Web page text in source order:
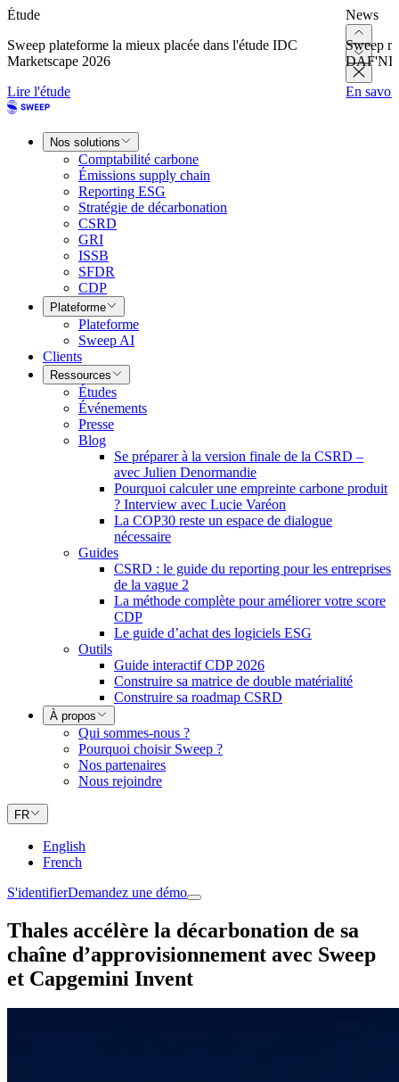
Étude
Sweep plateforme la mieux placée dans l'étude IDC
Marketscape 2026
Lire l'étude
News
Sweep
En
Nos solutions
Comptabilité carbone
Émissions supply chain
Reporting ESG
Stratégie de décarbonation
CSRD
GRI
ISSB
SFDR
CDP
Plateforme
Plateforme
Sweep AI
Clients
Ressources
Études
Événements
Presse
Blog
Se préparer à la version finale de la CSRD –
avec Julien Denormandie
Pourquoi calculer une empreinte carbone produit
? Interview avec Lucie Varéon
La COP30 reste un espace de dialogue
nécessaire
Guides
CSRD : le guide du reporting pour les entreprises
de la vague 2
La méthode complète pour améliorer votre score
CDP
Le guide d’achat des logiciels ESG
Outils
Guide interactif CDP 2026
Construire sa matrice de double matérialité
Construire sa roadmap CSRD
À propos
Qui sommes-nous ?
Pourquoi choisir Sweep ?
Nos partenaires
Nous rejoindre
FR
English
French
S'identifierDemandez une démo
Thales accélère la décarbonation de sa
chaîne d’approvisionnement avec Sweep
et Capgemini Invent